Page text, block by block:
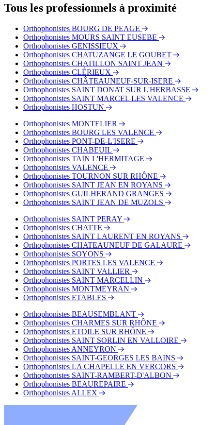
des arrêts suivants :
Bus - Gare Multimodale
Bus - Triboulet
Tous les professionnels à proximité
Orthophonistes BOURG DE PEAGE
Orthophonistes MOURS SAINT EUSEBE
Orthophonistes GENISSIEUX
Orthophonistes CHATUZANGE LE GOUBET
Orthophonistes CHATILLON SAINT JEAN
Orthophonistes CLÉRIEUX
Orthophonistes CHÂTEAUNEUF-SUR-ISERE
Orthophonistes SAINT DONAT SUR L'HERBASSE
Orthophonistes SAINT MARCEL LES VALENCE
Orthophonistes HOSTUN
Orthophonistes MONTELIER
Orthophonistes BOURG LES VALENCE
Orthophonistes PONT-DE-L'ISERE
Orthophonistes CHABEUIL
Orthophonistes TAIN L'HERMITAGE
Orthophonistes VALENCE
Orthophonistes TOURNON SUR RHÔNE
Orthophonistes SAINT JEAN EN ROYANS
Orthophonistes GUILHERAND GRANGES
Orthophonistes SAINT JEAN DE MUZOLS
Orthophonistes SAINT PERAY
Orthophonistes CHATTE
Orthophonistes SAINT LAURENT EN ROYANS
Orthophonistes CHATEAUNEUF DE GALAURE
Orthophonistes SOYONS
Orthophonistes PORTES LES VALENCE
Orthophonistes SAINT VALLIER
Orthophonistes SAINT MARCELLIN
Orthophonistes MONTMEYRAN
Orthophonistes ETABLES
Orthophonistes BEAUSEMBLANT
Orthophonistes CHARMES SUR RHÔNE
Orthophonistes ETOILE SUR RHÔNE
Orthophonistes SAINT SORLIN EN VALLOIRE
Orthophonistes ANNEYRON
Orthophonistes SAINT-GEORGES LES BAINS
Orthophonistes LA CHAPELLE EN VERCORS
Orthophonistes SAINT-RAMBERT-D'ALBON
Orthophonistes BEAUREPAIRE
Orthophonistes ALLEX